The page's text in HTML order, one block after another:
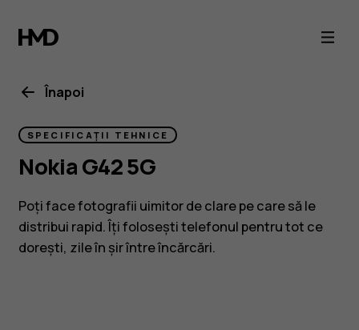
Smartphone
Nokia
G42
5G
Înapoi
SPECIFICAȚII TEHNICE
Nokia G42 5G
Poți face fotografii uimitor de clare pe care să le
distribui rapid. Îți folosești telefonul pentru tot ce
dorești, zile în șir între încărcări.